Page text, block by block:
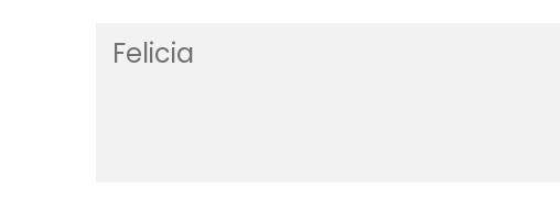
Felicia